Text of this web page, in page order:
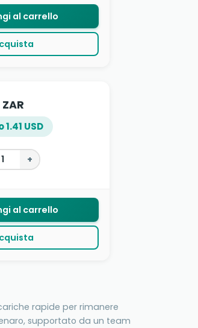
al carrello
ZAR
1.41 USD
+
al carrello
rapide per rimanere
supportato da un team